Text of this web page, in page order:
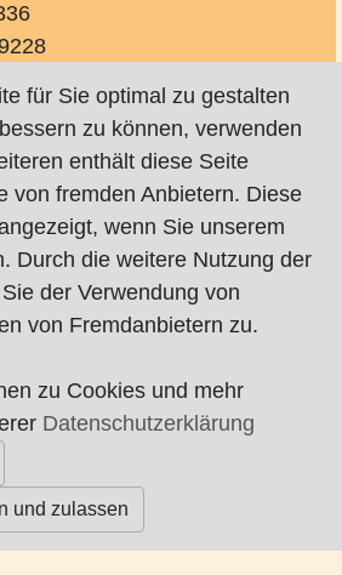
|AGB
2026
für Sie optimal zu gestalten
zu können, verwenden
enthält diese Seite
von fremden Anbietern. Diese
wenn Sie unserem
Durch die weitere Nutzung der
der Verwendung von
von Fremdanbietern zu.
zu Cookies und mehr
Datenschutzerklärung
und zulassen